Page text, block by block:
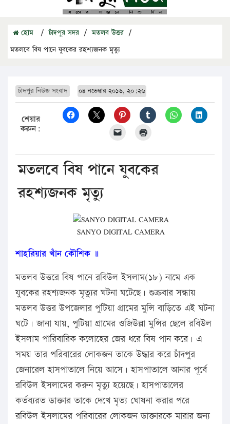
হোম / চাঁদপুর সদর / মতলব উত্তর /
মতলবে বিষ পানে যুবকের রহশ্যজনক মৃত্যু
চাঁদপুর নিউজ সংবাদ ০৪ নভেম্বার ২০১৬, ২০:২৬
শেয়ার
করুন:
মতলবে বিষ পানে যুবকের
রহশ্যজনক মৃত্যু
SANYO DIGITAL CAMERA
শাহরিয়ার খাঁন কৌশিক ॥
মতলব উত্তরে বিষ পানে রবিউল ইসলাম(১৮) নামে এক
যুবকের রহশ্যজনক মৃত্যুর ঘটনা ঘটেছে। শুক্রবার সন্ধায়
মতলব উত্তর উপজেলার পুটিয়া গ্রামের মুন্সি বাড়িতে এই ঘটনা
ঘটে। জানা যায়, পুটিয়া গ্রামের ওজিউল্লা মুন্সির ছেলে রবিউল
ইসলাম পারিবারিক কলোহের জের ধরে বিষ পান করে। এ
সময় তার পরিবারের লোকজন তাকে উদ্ধার করে চাঁদপুর
জেনারেল হাসপাতালে নিয়ে আসে। হাসপাতালে আনার পূর্বে
রবিউল ইসলামের করুন মৃত্যু হয়েছে। হাসপাতালের
কর্তব্যরত ডাক্তার তাকে দেখে মৃত্য ঘোষনা করার পরে
রবিউল ইসলামের পরিবারের লোকজন ডাক্তারকে মারার জন্য